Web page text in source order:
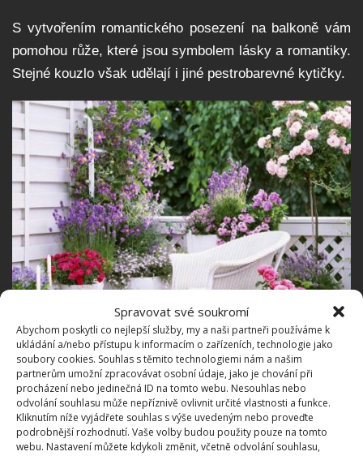
Spravovat své soukromí
Abychom poskytli co nejlepší služby, my a naši partneři používáme k
ukládání a/nebo přístupu k informacím o zařízeních, technologie jako
soubory cookies. Souhlas s těmito technologiemi nám a našim
partnerům umožní zpracovávat osobní údaje, jako je chování při
procházení nebo jedinečná ID na tomto webu. Nesouhlas nebo
odvolání souhlasu může nepříznivě ovlivnit určité vlastnosti a funkce.
Kliknutím níže vyjádřete souhlas s výše uvedeným nebo proveďte
podrobnější rozhodnutí. Vaše volby budou použity pouze na tomto
webu. Nastavení můžete kdykoli změnit, včetně odvolání souhlasu,
S vytvořením romantického posezení na balkoně vám
pomohou růže, které jsou symbolem lásky a romantiky.
Stejné kouzlo však udělají i jiné pestrobarevné kytičky.
Dekorace
K zútulnění slouží různé dekorace. Ty nemusíte